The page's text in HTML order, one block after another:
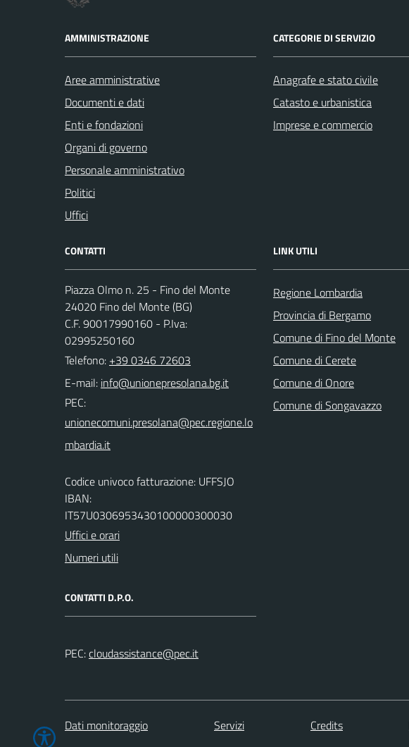
AMMINISTRAZIONE
Aree amministrative
Documenti e dati
Enti e fondazioni
Organi di governo
Personale amministrativo
Politici
Uffici
CATEGORIE DI SERVIZIO
Anagrafe e stato civile
Catasto e urbanistica
Imprese e commercio
CONTATTI
Piazza Olmo n. 25 - Fino del Monte
24020 Fino del Monte (BG)
C.F. 90017990160 - P.Iva:
02995250160
Telefono: +39 0346 72603
E-mail:
PEC:
Codice univoco fatturazione: UFFSJO
IBAN:
IT57U0306953430100000300030
Uffici e orari
Numeri utili
CONTATTI D.P.O.
PEC:
LINK UTILI
Regione Lombardia
Provincia di Bergamo
Comune di Fino del Monte
Comune di Cerete
Comune di Onore
Comune di Songavazzo
Dati monitoraggio Servizi Credits